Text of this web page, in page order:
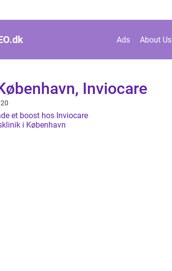
dk Ads About Us
Inviocare
et boost hos Inviocare
i København